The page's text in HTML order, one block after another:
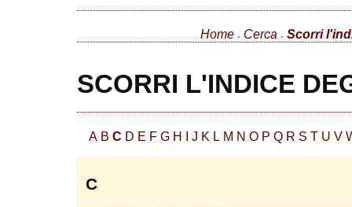
Home > Cerca > Scorri
SCORRI L'INDICE
A B C D E F G H J K L M N O P Q R S T U V
C